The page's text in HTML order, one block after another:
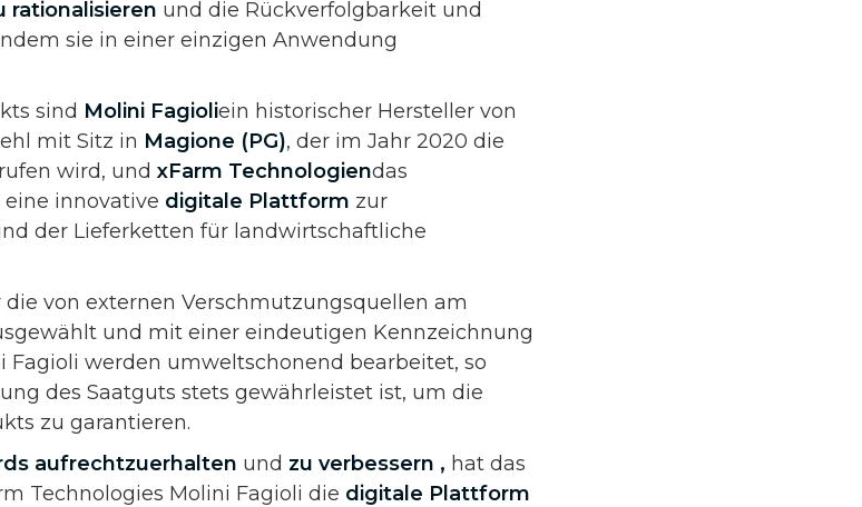
und die Rückverfolgbarkeit und
sie in einer einzigen Anwendung
sind Molini Fagioliein historischer Hersteller von
mit Sitz in Magione (PG), der im Jahr 2020 die
wird, und xFarm Technologiendas
innovative digitale Plattform zur
der Lieferketten für landwirtschaftliche
von externen Verschmutzungsquellen am
und mit einer eindeutigen Kennzeichnung
Fagioli werden umweltschonend bearbeitet, so
des Saatguts stets gewährleistet ist, um die
zu garantieren.
aufrechtzuerhalten und zu verbessern , hat das
Technologies Molini Fagioli die digitale Plattform